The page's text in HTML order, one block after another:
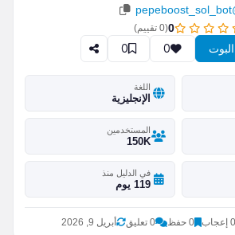
0
(
0 تقييم)
0
0
اللغة
الإنجليزية
المستخدمين
150K
في الدليل منذ
119 يوم
0 إعجاب 0 حفظ 0 تعليق أبريل 9, 2026